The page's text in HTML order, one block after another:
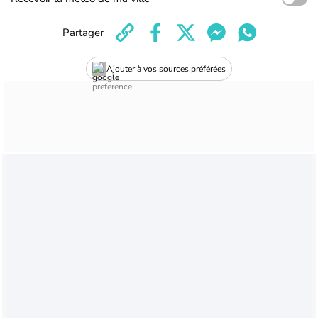
Ajouter à vos sources préférées
Partager